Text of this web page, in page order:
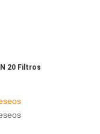
20 Filtros